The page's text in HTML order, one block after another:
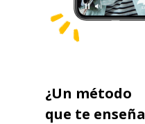
¿Un método
que te enseña